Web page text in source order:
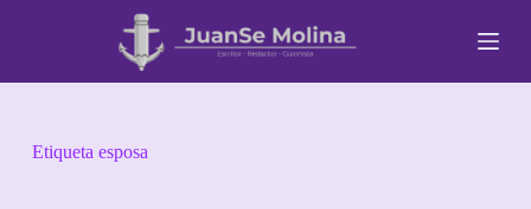
t
Etiqueta esposa